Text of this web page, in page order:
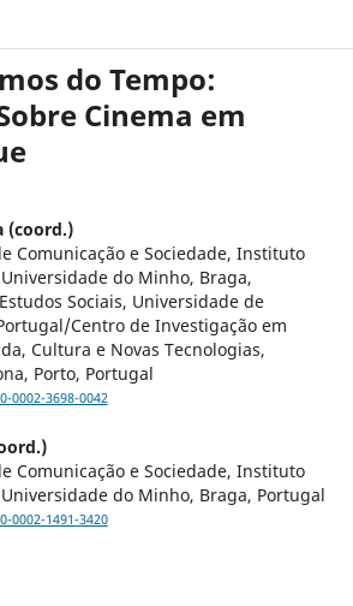
do Tempo:
Cinema em
(coord.)
Comunicação e Sociedade, Instituto
do Minho, Braga,
Sociais, Universidade de
Centro de Investigação em
Cultura e Novas Tecnologias,
Porto, Portugal
3698-0042
Comunicação e Sociedade, Instituto
do Minho, Braga, Portugal
1491-3420